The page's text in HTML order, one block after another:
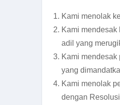
Kami menolak
Kami
adil yang
Kami
yang
Kami menolak
dengan